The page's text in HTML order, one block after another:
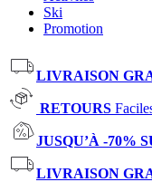
Ski
Promotion
LIVRAISON
RETOURS
JUSQU’À -70%
LIVRAISON